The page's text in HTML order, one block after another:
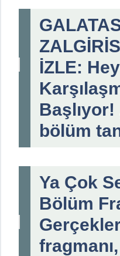
İZLE:
Başlıyor!
bölüm
Ya Çok
Bölüm